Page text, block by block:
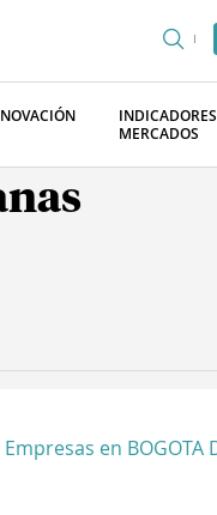
MERCADOS
Empresas en BOGOTA